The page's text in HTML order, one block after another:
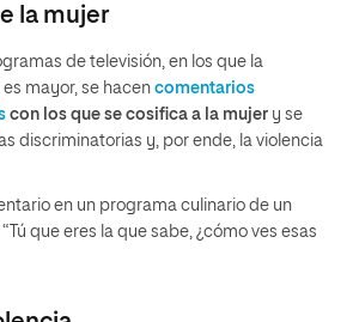
la mujer
de televisión, en los que la
mayor, se hacen comentarios
con los que se cosifica a la mujer y se
discriminatorias y, por ende, la violencia
en un programa culinario de un
que eres la que sabe, ¿cómo ves esas